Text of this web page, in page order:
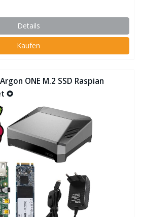
Details
Kaufen
ONE M.2 SSD Raspian
✪